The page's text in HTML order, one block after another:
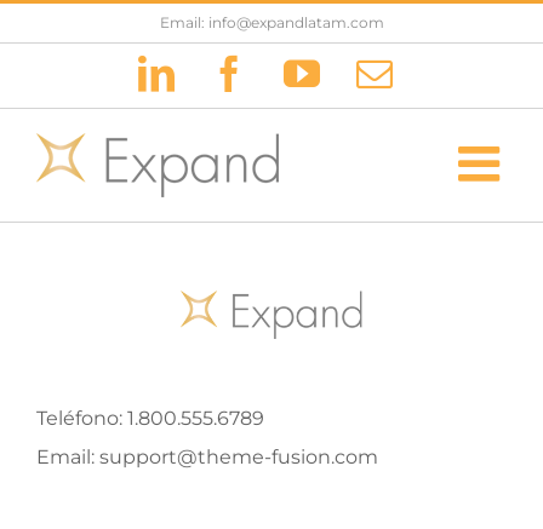
Email: info@expandlatam.com
LinkedInFacebook
YouTubeCorreo
Teléfono: 1.800.555.6789
Email: support@theme-fusion.com